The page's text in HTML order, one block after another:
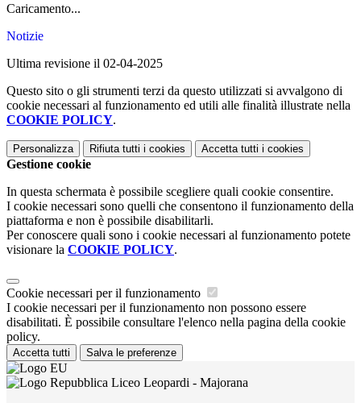
Caricamento...
Notizie
Ultima revisione il 02-04-2025
Questo sito o gli strumenti terzi da questo utilizzati si avvalgono di
cookie necessari al funzionamento ed utili alle finalità illustrate nella
COOKIE POLICY.
Personalizza Rifiuta tutti i cookies Accetta tutti i cookies
Gestione cookie
In questa schermata è possibile scegliere quali cookie consentire.
I cookie necessari sono quelli che consentono il funzionamento della
piattaforma e non è possibile disabilitarli.
Per conoscere quali sono i cookie necessari al funzionamento potete
visionare la COOKIE POLICY.
Cookie necessari per il funzionamento
I cookie necessari per il funzionamento non possono essere
disabilitati. È possibile consultare l'elenco nella pagina della cookie
policy.
Accetta tutti Salva le preferenze
Liceo Leopardi - Majorana